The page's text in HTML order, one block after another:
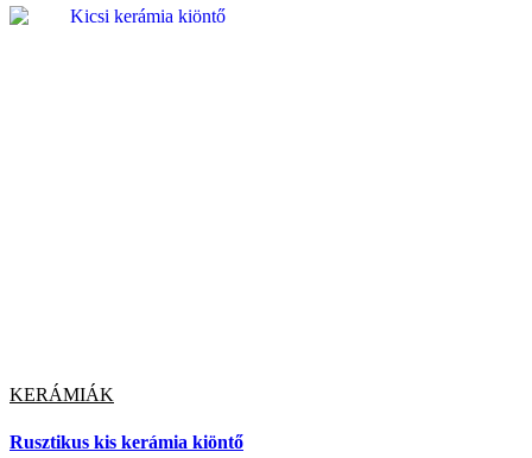
KERÁMIÁK
Rusztikus kis kerámia kiöntő